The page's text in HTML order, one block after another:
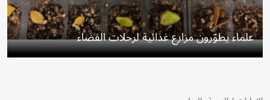
علماء يطوّرون مزارع غذائية لرحلات الفضاء